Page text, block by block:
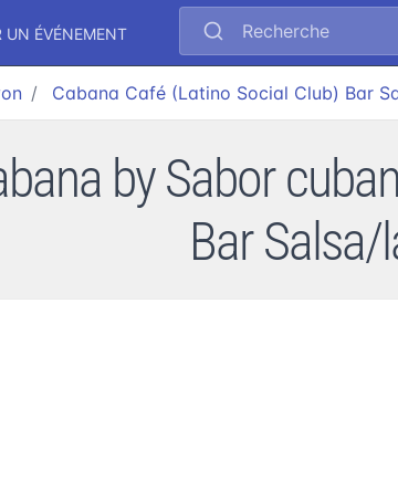
UN ÉVÉNEMENT Recherche
Cabana Café (Latino Social Club) Bar
by Sabor
Bar Salsa/